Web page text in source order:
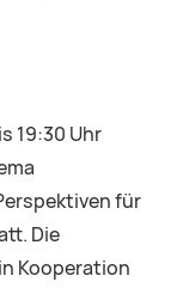
19:30 Uhr
für
Die
Kooperation